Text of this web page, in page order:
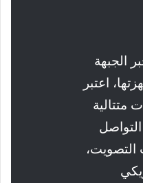
الجبهة
اعتبر
متتالية
التصويت،